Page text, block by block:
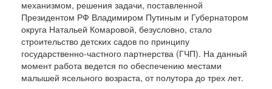
механизмом, решения задачи, поставленной
Президентом РФ Владимиром Путиным и Губернатором
округа Натальей Комаровой, безусловно, стало
строительство детских садов по принципу
государственно-частного партнерства (ГЧП). На данный
момент работа ведется по обеспечению местами
малышей ясельного возраста, от полутора до трех лет.